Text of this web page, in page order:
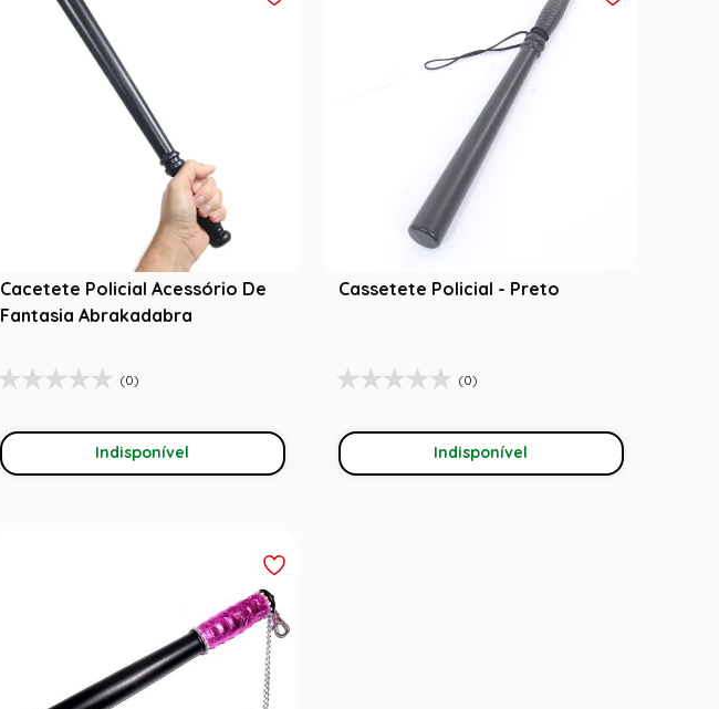
Cacetete Policial Acessório De
Fantasia Abrakadabra
(0)
Indisponível
Cassetete Policial - Preto
(0)
Indisponível